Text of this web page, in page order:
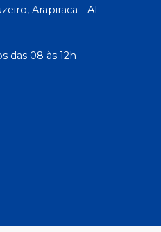
Arapiraca - AL
das 08 às 12h